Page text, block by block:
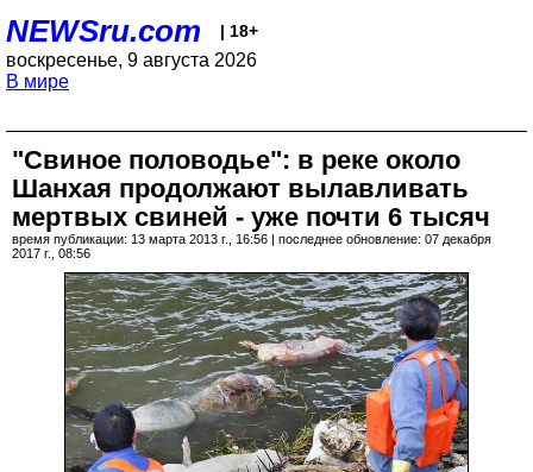
NEWSru.com | 18+
воскресенье, 9 августа 2026
В мире
"Свиное половодье": в реке около
Шанхая продолжают вылавливать
мертвых свиней - уже почти 6 тысяч
время публикации: 13 марта 2013 г., 16:56 | последнее обновление: 07 декабря
2017 г., 08:56